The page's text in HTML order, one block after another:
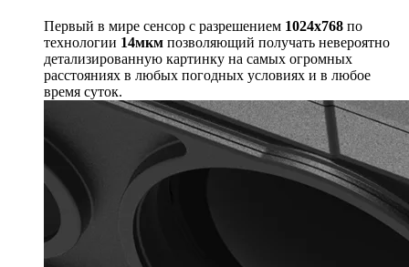
Первый в мире сенсор с разрешением 1024x768 по
технологии 14мкм позволяющий получать невероятно
детализированную картинку на самых огромных
расстояниях в любых погодных условиях и в любое
время суток.